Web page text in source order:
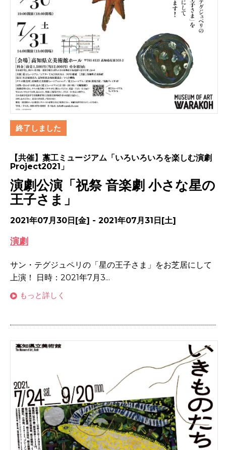
終了しました
【共催】藁工ミュージアム「いろいろいろを楽しむ演劇
Project2021」
演劇公演「祝祭 音楽劇 小さな星の
王子さま」
2021年07月30日[金] - 2021年07月31日[土]
演劇
サン・テグジュペリの「星の王子さま」をお芝居にして
上演！ 日時：2021年7月3...
もっと詳しく